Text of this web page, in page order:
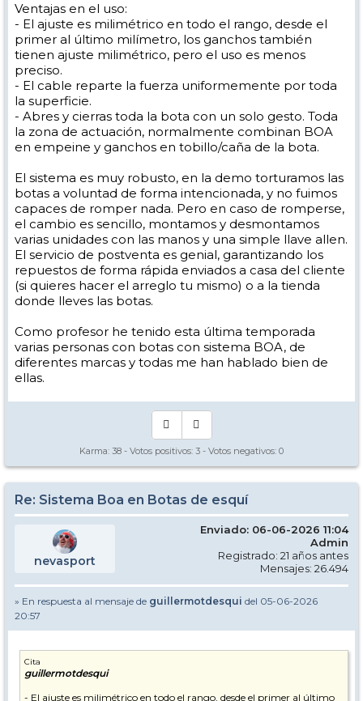
Ventajas en el uso:
- El ajuste es milimétrico en todo el rango, desde el
primer al último milímetro, los ganchos también
tienen ajuste milimétrico, pero el uso es menos
preciso.
- El cable reparte la fuerza uniformemente por toda
la superficie.
- Abres y cierras toda la bota con un solo gesto. Toda
la zona de actuación, normalmente combinan BOA
en empeine y ganchos en tobillo/caña de la bota.
El sistema es muy robusto, en la demo torturamos las
botas a voluntad de forma intencionada, y no fuimos
capaces de romper nada. Pero en caso de romperse,
el cambio es sencillo, montamos y desmontamos
varias unidades con las manos y una simple llave allen.
El servicio de postventa es genial, garantizando los
repuestos de forma rápida enviados a casa del cliente
(si quieres hacer el arreglo tu mismo) o a la tienda
donde lleves las botas.
Como profesor he tenido esta última temporada
varias personas con botas con sistema BOA, de
diferentes marcas y todas me han hablado bien de
ellas.
Karma: 38 - Votos positivos: 3 - Votos negativos: 0
Re: Sistema Boa en Botas de esquí
nevasport
Enviado: 06-06-2026 11:04
Admin
Registrado: 21 años antes
Mensajes: 26.494
» En respuesta al mensaje de guillermotdesqui del 05-06-2026
20:57
Cita
guillermotdesqui
- El ajuste es milimétrico en todo el rango, desde el primer al último